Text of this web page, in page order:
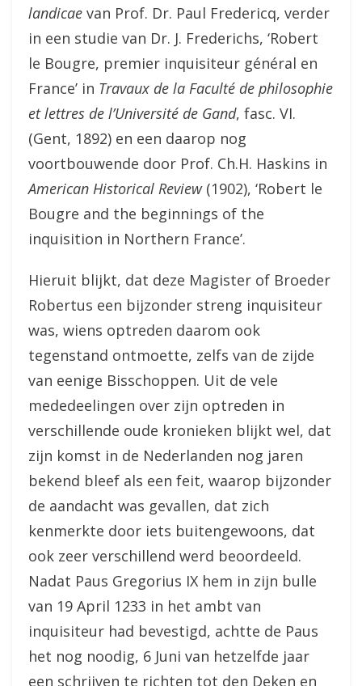
landicae van Prof. Dr. Paul Fredericq, verder
in een studie van Dr. J. Frederichs, ‘Robert
le Bougre, premier inquisiteur général en
France’ in Travaux de la Faculté de philosophie
et lettres de l’Université de Gand, fasc. VI.
(Gent, 1892) en een daarop nog
voortbouwende door Prof. Ch.H. Haskins in
American Historical Review(1902), ‘Robert le
Bougre and the beginnings of the
inquisition in Northern France’.
Hieruit blijkt, dat deze Magister of Broeder
Robertus een bijzonder streng inquisiteur
was, wiens optreden daarom ook
tegenstand ontmoette, zelfs van de zijde
van eenige Bisschoppen. Uit de vele
mededeelingen over zijn optreden in
verschillende oude kronieken blijkt wel, dat
zijn komst in de Nederlanden nog jaren
bekend bleef als een feit, waarop bijzonder
de aandacht was gevallen, dat zich
kenmerkte door iets buitengewoons, dat
ook zeer verschillend werd beoordeeld.
Nadat Paus Gregorius IX hem in zijn bulle
van 19 April 1233 in het ambt van
inquisiteur had bevestigd, achtte de Paus
het nog noodig, 6 Juni van hetzelfde jaar
een schrijven te richten tot den Deken en